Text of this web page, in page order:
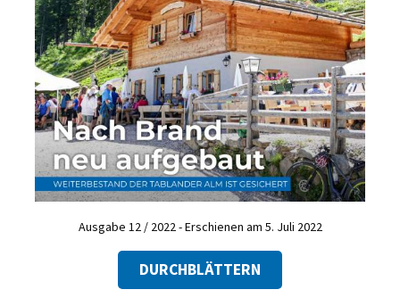
Ausgabe 12 / 2022 - Erschienen am 5. Juli 2022
DURCHBLÄTTERN